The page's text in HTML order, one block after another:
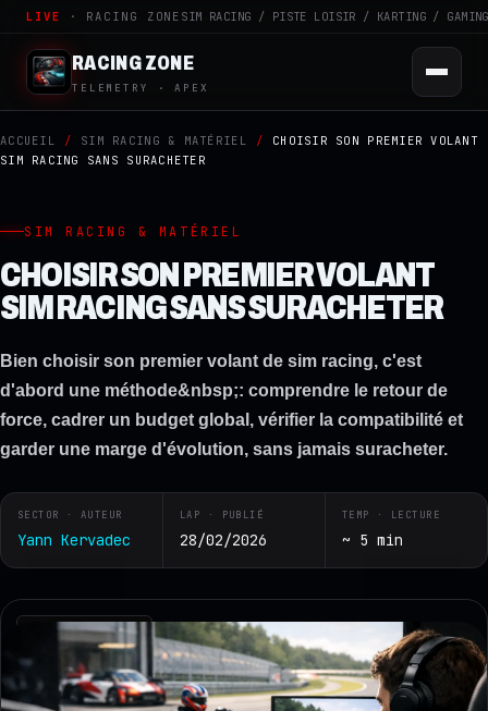
LIVE · RACING ZONE SIM RACING / PISTE LOISIR / KARTING / GAMING
RACING ZONE
TELEMETRY · APEX
ACCUEIL / SIM RACING & MATÉRIEL /
CHOISIR SON PREMIER VOLANT
SIM RACING SANS SURACHETER
SIM RACING & MATÉRIEL
CHOISIR SON PREMIER VOLANT
SIM RACING SANS SURACHETER
Bien choisir son premier volant de sim racing, c'est
d'abord une méthode&nbsp;: comprendre le retour de
force, cadrer un budget global, vérifier la compatibilité et
garder une marge d'évolution, sans jamais suracheter.
SECTOR · AUTEUR
Yann Kervadec
LAP · PUBLIÉ
28/02/2026
TEMP · LECTURE
~ 5 min
RZ · TELEMETRY